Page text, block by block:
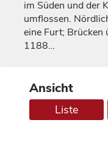
im Süden und der
umflossen.
eine Furt; Brücken
1188…
Ansicht
Liste